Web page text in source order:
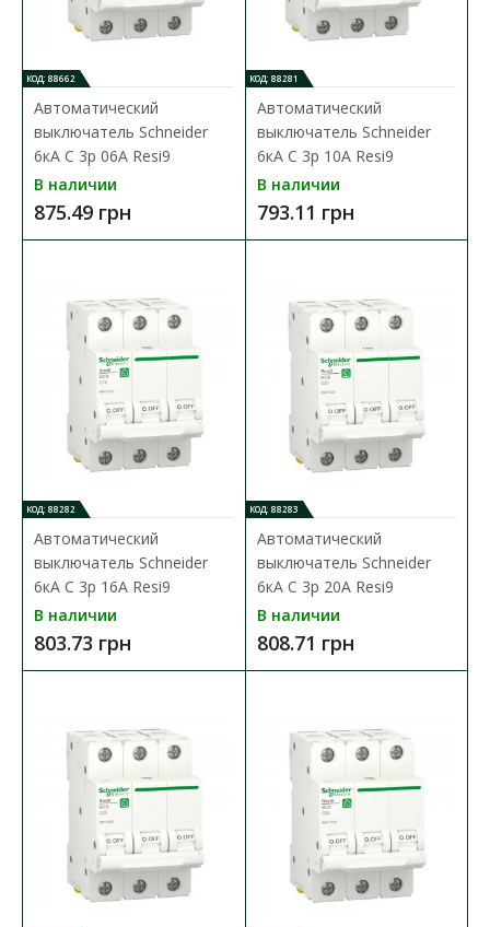
Автоматический выключатель Schneider 6кА C 1p
32А Resi9
Доступность: В наличии
Серия модульных автоматических выключателей
Schneider Resi9 предназначена для применения на объ..
263.96 грн
В КОРЗИНУ
В сравнения
КОД: 88662
Автоматический
выключатель Schneider
6кА C 3p 06А Resi9
В наличии
875.49 грн
КОД: 88281
Автоматический
выключатель Schneider
6кА C 3p 10А Resi9
В наличии
793.11 грн
КОД: 88282
Автоматический
выключатель Schneider
6кА C 3p 16А Resi9
В наличии
803.73 грн
КОД: 88283
Автоматический
выключатель Schneider
6кА C 3p 20А Resi9
В наличии
808.71 грн